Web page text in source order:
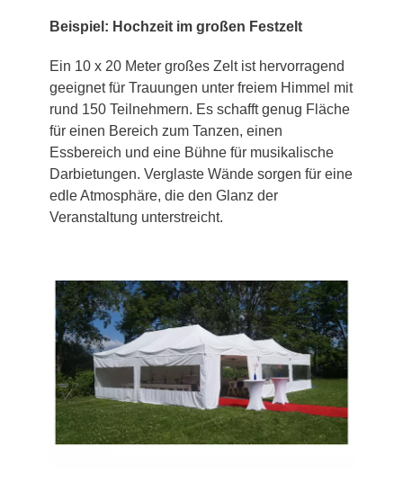
Beispiel: Hochzeit im großen Festzelt
Ein 10 x 20 Meter großes Zelt ist hervorragend
geeignet für Trauungen unter freiem Himmel mit
rund 150 Teilnehmern. Es schafft genug Fläche
für einen Bereich zum Tanzen, einen
Essbereich und eine Bühne für musikalische
Darbietungen. Verglaste Wände sorgen für eine
edle Atmosphäre, die den Glanz der
Veranstaltung unterstreicht.